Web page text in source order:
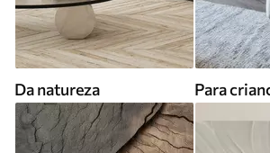
Da natureza Para